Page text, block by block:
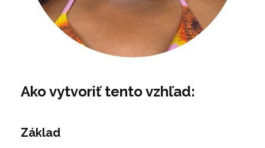
Ako vytvoriť tento vzhľad:
Základ